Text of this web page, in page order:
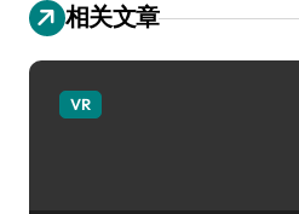
相关文章
VR